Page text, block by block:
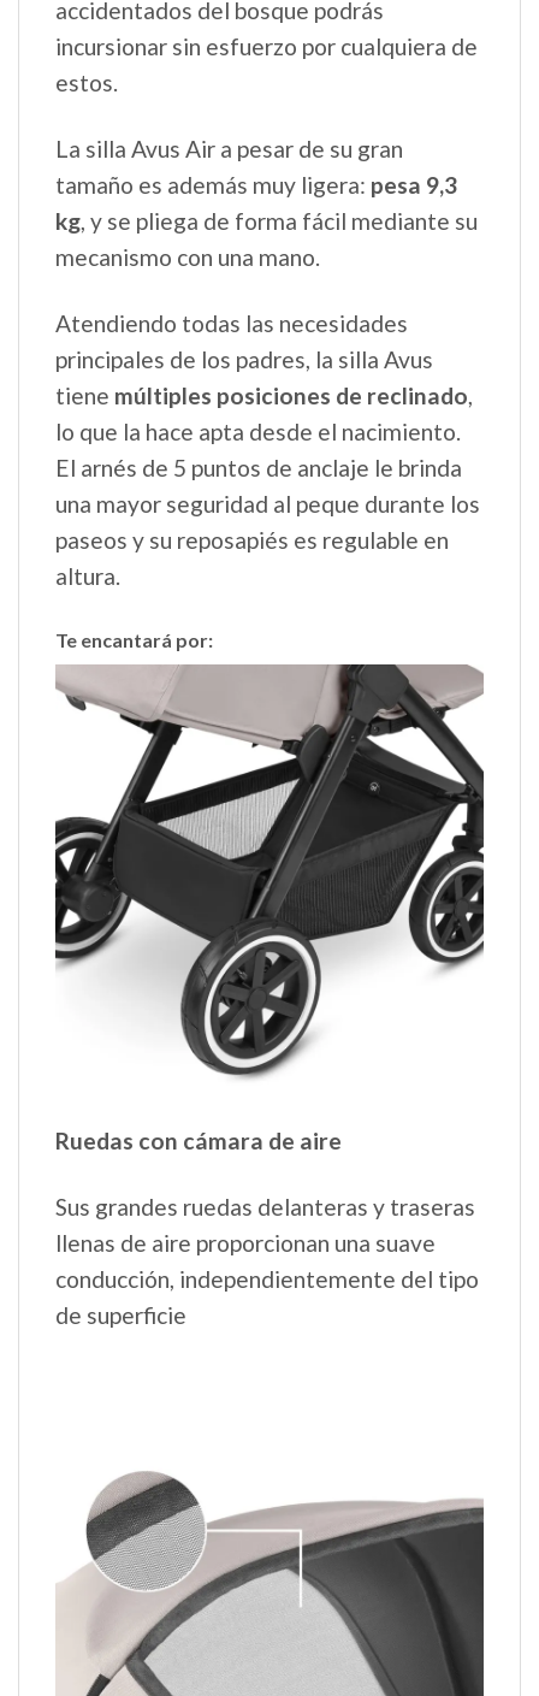
accidentados del bosque podrás
incursionar sin esfuerzo por cualquiera de
estos.
La silla Avus Air a pesar de su gran
tamaño es además muy ligera: pesa 9,3
kg, y se pliega de forma fácil mediante su
mecanismo con una mano.
Atendiendo todas las necesidades
principales de los padres, la silla Avus
tiene múltiples posiciones de reclinado,
lo que la hace apta desde el nacimiento.
El arnés de 5 puntos de anclaje le brinda
una mayor seguridad al peque durante los
paseos y su reposapiés es regulable en
altura.
Te encantará por:
Ruedas con cámara de aire
Sus grandes ruedas delanteras y traseras
llenas de aire proporcionan una suave
conducción, independientemente del tipo
de superficie